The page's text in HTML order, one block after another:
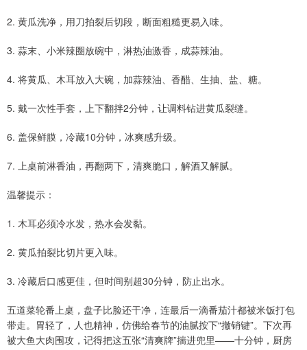
2. 黄瓜洗净，用刀拍裂后切段，断面粗糙更易入味。
3. 蒜末、小米辣圈放碗中，淋热油激香，成蒜辣油。
4. 将黄瓜、木耳放入大碗，加蒜辣油、香醋、生抽、盐、糖。
5. 戴一次性手套，上下翻拌2分钟，让调料钻进黄瓜裂缝。
6. 盖保鲜膜，冷藏10分钟，冰爽感升级。
7. 上桌前淋香油，再翻两下，清爽脆口，解酒又解腻。
温馨提示：
1. 木耳必须冷水发，热水会发黏。
2. 黄瓜拍裂比切片更入味。
3. 冷藏后口感更佳，但时间别超30分钟，防止出水。
五道菜轮番上桌，盘子比脸还干净，连最后一滴番茄汁都被米饭打包
带走。胃轻了，人也精神，仿佛给春节的油腻按下“撤销键”。下次再
被大鱼大肉围攻，记得把这五张“清爽牌”揣进兜里——十分钟，厨房